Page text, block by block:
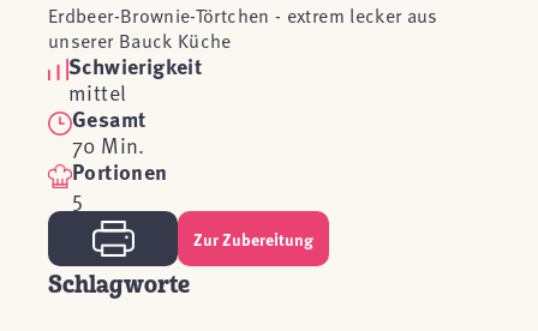
Erdbeer-Brownie-Törtchen - extrem lecker aus
unserer Bauck Küche
Schwierigkeit
mittel
Gesamt
70 Min.
Portionen
5
Zur Zubereitung
Schlagworte